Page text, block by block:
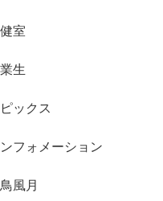
室
生
ピックス
フォメーション
風月